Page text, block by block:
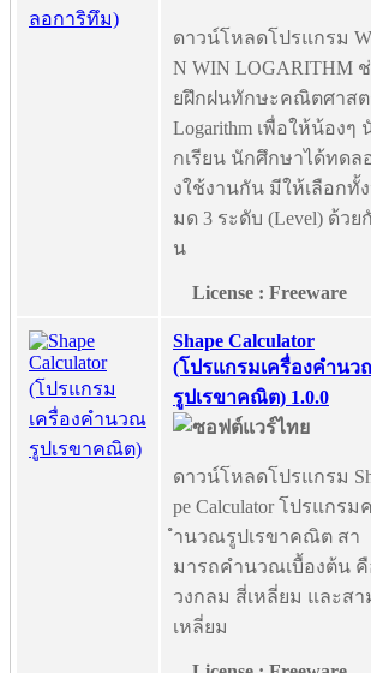
ดาวน์โหลดโปรแกรม
N WIN LOGARITHM
ยฝึกฝนทักษะคณิตศาสต
Logarithm เพื่อให้น้องๆ
กเรียน นักศึกษาได้ทดล
งใช้งานกัน มีให้เลือกทั้
มด 3 ระดับ (Level) ด้วย
น
License : Freeware
Shape Calculator
(โปรแกรมเครื่องคำนว
รูปเรขาคณิต) 1.0.0
ดาวน์โหลดโปรแกรม
pe Calculator โปรแกรมค
ำนวณรูปเรขาคณิต สา
มารถคำนวณเบื้องต้น คื
วงกลม สี่เหลี่ยม และสา
เหลี่ยม